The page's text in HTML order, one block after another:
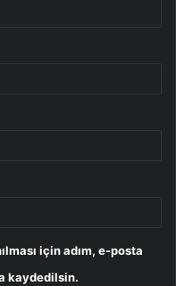
için adım, e-posta
kaydedilsin.